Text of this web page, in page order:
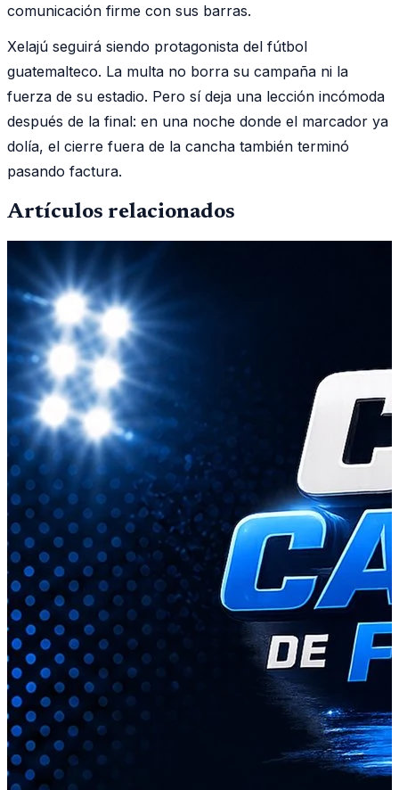
comunicación firme con sus barras.
Xelajú seguirá siendo protagonista del fútbol
guatemalteco. La multa no borra su campaña ni la
fuerza de su estadio. Pero sí deja una lección incómoda
después de la final: en una noche donde el marcador ya
dolía, el cierre fuera de la cancha también terminó
pasando factura.
Artículos relacionados